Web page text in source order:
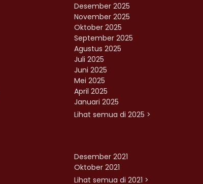
Desember 2025
November 2025
Oktober 2025
September 2025
Agustus 2025
Juli 2025
Juni 2025
Mei 2025
April 2025
Januari 2025
Lihat semua di 2025 >
Desember 2021
Oktober 2021
Lihat semua di 2021 >